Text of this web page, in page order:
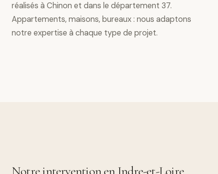
réalisés à Chinon et dans le département 37.
Appartements, maisons, bureaux : nous adaptons
notre expertise à chaque type de projet.
Notre intervention en Indre-et-Loire